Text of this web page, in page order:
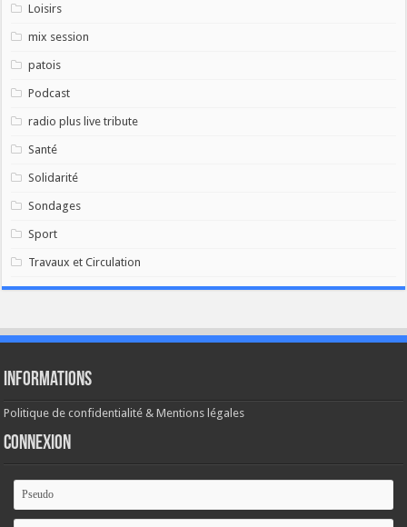
Loisirs
mix session
patois
Podcast
radio plus live tribute
Santé
Solidarité
Sondages
Sport
Travaux et Circulation
Informations
Politique de confidentialité & Mentions légales
Connexion